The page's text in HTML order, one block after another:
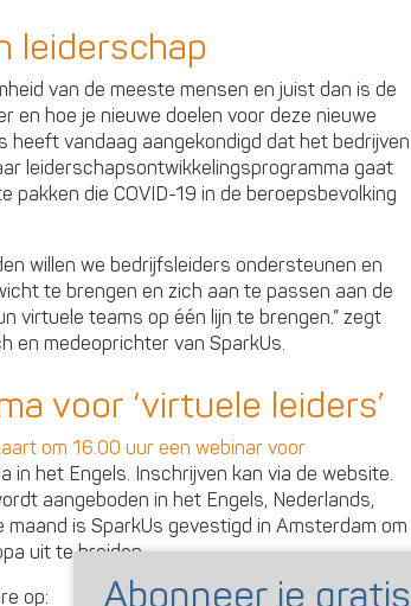
leiderschap
van de meeste mensen en juist dan is de
en hoe je nieuwe doelen voor deze nieuwe
heeft vandaag aangekondigd dat het bedrijven
leiderschapsontwikkelingsprogramma gaat
pakken die COVID-19 in de beroepsbevolking
willen we bedrijfsleiders ondersteunen en
te brengen en zich aan te passen aan de
virtuele teams op één lijn te brengen.” zegt
en medeoprichter van SparkUs.
voor ‘virtuele leiders’
om 16.00 uur een webinar voor
in het Engels. Inschrijven kan via de website.
aangeboden in het Engels, Nederlands,
maand is SparkUs gevestigd in Amsterdam om
uit te breiden.
op: